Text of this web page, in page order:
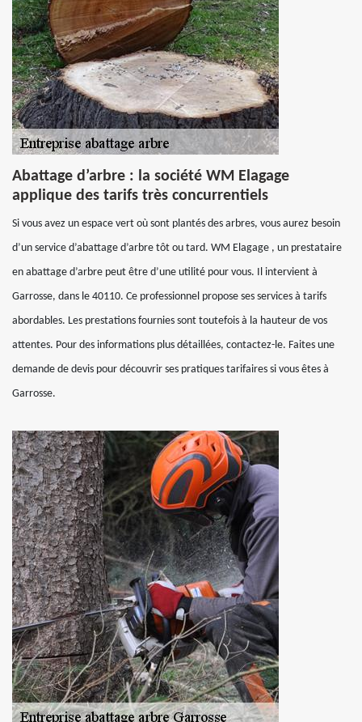
Abattage d’arbre : la société WM Elagage
applique des tarifs très concurrentiels
Si vous avez un espace vert où sont plantés des arbres, vous aurez besoin
d’un service d’abattage d’arbre tôt ou tard. WM Elagage , un prestataire
en abattage d’arbre peut être d’une utilité pour vous. Il intervient à
Garrosse, dans le 40110. Ce professionnel propose ses services à tarifs
abordables. Les prestations fournies sont toutefois à la hauteur de vos
attentes. Pour des informations plus détaillées, contactez-le. Faites une
demande de devis pour découvrir ses pratiques tarifaires si vous êtes à
Garrosse.